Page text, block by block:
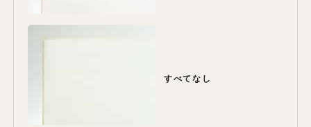
すべてなし